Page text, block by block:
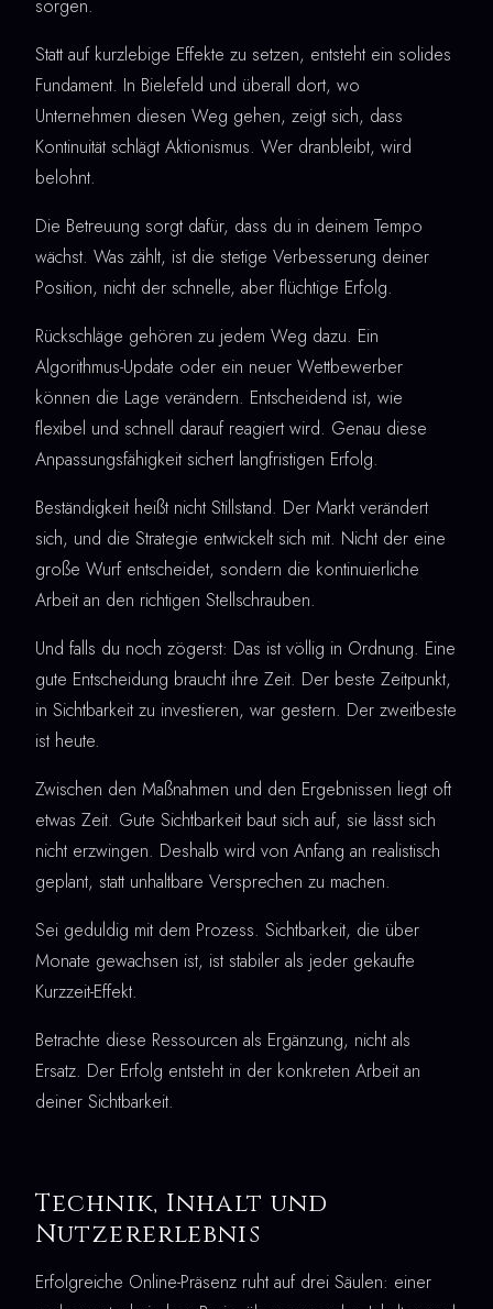
sorgen.
Statt auf kurzlebige Effekte zu setzen, entsteht ein solides
Fundament. In Bielefeld und überall dort, wo
Unternehmen diesen Weg gehen, zeigt sich, dass
Kontinuität schlägt Aktionismus. Wer dranbleibt, wird
belohnt.
Die Betreuung sorgt dafür, dass du in deinem Tempo
wächst. Was zählt, ist die stetige Verbesserung deiner
Position, nicht der schnelle, aber flüchtige Erfolg.
Rückschläge gehören zu jedem Weg dazu. Ein
Algorithmus-Update oder ein neuer Wettbewerber
können die Lage verändern. Entscheidend ist, wie
flexibel und schnell darauf reagiert wird. Genau diese
Anpassungsfähigkeit sichert langfristigen Erfolg.
Beständigkeit heißt nicht Stillstand. Der Markt verändert
sich, und die Strategie entwickelt sich mit. Nicht der eine
große Wurf entscheidet, sondern die kontinuierliche
Arbeit an den richtigen Stellschrauben.
Und falls du noch zögerst: Das ist völlig in Ordnung. Eine
gute Entscheidung braucht ihre Zeit. Der beste Zeitpunkt,
in Sichtbarkeit zu investieren, war gestern. Der zweitbeste
ist heute.
Zwischen den Maßnahmen und den Ergebnissen liegt oft
etwas Zeit. Gute Sichtbarkeit baut sich auf, sie lässt sich
nicht erzwingen. Deshalb wird von Anfang an realistisch
geplant, statt unhaltbare Versprechen zu machen.
Sei geduldig mit dem Prozess. Sichtbarkeit, die über
Monate gewachsen ist, ist stabiler als jeder gekaufte
Kurzzeit-Effekt.
Betrachte diese Ressourcen als Ergänzung, nicht als
Ersatz. Der Erfolg entsteht in der konkreten Arbeit an
deiner Sichtbarkeit.
Technik, Inhalt und
Nutzererlebnis
Erfolgreiche Online-Präsenz ruht auf drei Säulen: einer